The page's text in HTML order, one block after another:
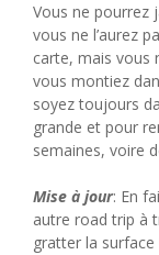
Vous ne pourrez
vous ne l’aurez
carte, mais vous
vous montiez
soyez toujours
grande et pour
semaines, voire
Mise à jour: En
autre road trip à
gratter la surface